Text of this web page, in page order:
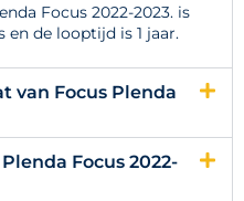
Focus 2022-2023. is
en de looptijd is 1 jaar.
van Focus Plenda
Focus 2022-